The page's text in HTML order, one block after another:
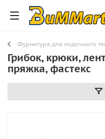
Фурнитура для лодочного
Грибок, крюки,
пряжка, фастекс